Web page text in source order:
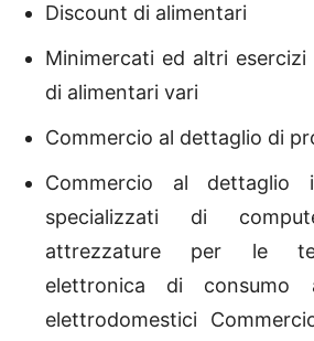
Discount di alimentari
Minimercati ed altri
di alimentari vari
Commercio al dettaglio di
Commercio al dettaglio
specializzati di
attrezzature per le
elettronica di consumo
elettrodomestici